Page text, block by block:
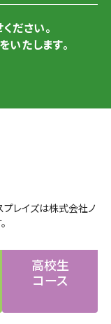
ださい。
たします。
レイズは株式会社ノ
高校生
コース